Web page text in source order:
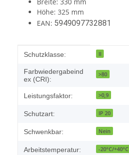
Höhe: 325 mm
EAN: 5949097732881
Produkteigenschaft
Wert
Schutzklasse: II
Farbwiedergabeind
ex (CRI):
>80
Leistungsfaktor: >0,9
Schutzart: IP 20
Schwenkbar: Nein
Arbeitstemperatur: -20°C/+40°C